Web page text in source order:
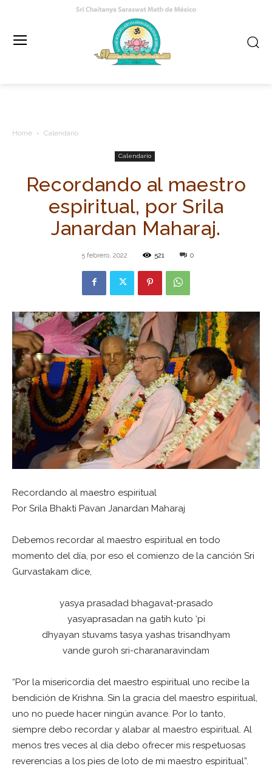
Home Calendario
Calendario
Recordando al maestro
espiritual, por Srila
Janardan Maharaj.
5 febrero, 2022 521 0
Recordando al maestro espiritual
Por Srila Bhakti Pavan Janardan Maharaj
Debemos recordar al maestro espiritual en todo
momento del día, por eso el comienzo de la canción Sri
Gurvastakam dice,
yasya prasadad bhagavat-prasado
yasyaprasadan na gatih kuto ‘pi
dhyayan stuvams tasya yashas trisandhyam
vande guroh sri-charanaravindam
“Por la misericordia del maestro espiritual uno recibe la
bendición de Krishna. Sin la gracia del maestro espiritual,
uno no puede hacer ningún avance. Por lo tanto,
siempre debo recordar y alabar al maestro espiritual. Al
menos tres veces al día debo ofrecer mis respetuosas
reverencias a los pies de loto de mi maestro espiritual”.